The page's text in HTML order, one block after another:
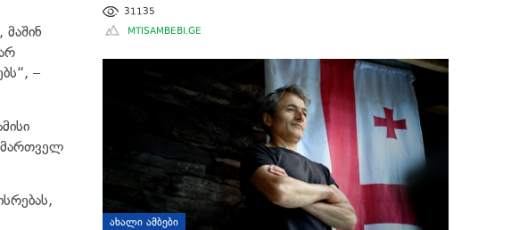
–
31135
MTISAMBEBI.GE
ᲐᲮᲐᲚᲘ ᲐᲛᲑᲔᲑᲘ